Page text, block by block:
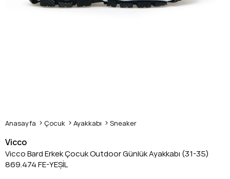
Anasayfa Çocuk Ayakkabı Sneaker
Vicco
Vicco Bard Erkek Çocuk Outdoor Günlük Ayakkabı (31-35)
869.474 FE-YEŞİL